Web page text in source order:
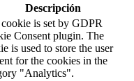
Descripción
is set by GDPR
Consent plugin. The
is used to store the user
for the cookies in the
"Analytics".